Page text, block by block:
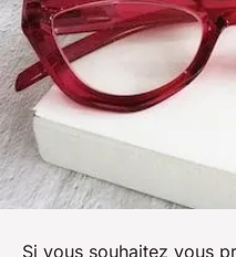
Si vous souhaitez vous